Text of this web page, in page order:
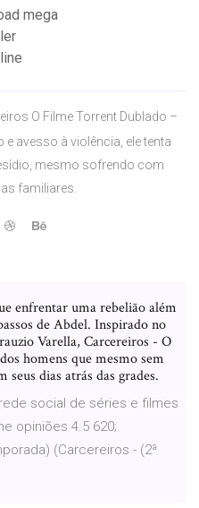
mega
O Filme Torrent Dublado –
avesso à violência, ele tenta
mesmo sofrendo com
familiares.
enfrentar uma rebelião além
de Abdel. Inspirado no
Varella, Carcereiros - O
homens que mesmo sem
seus dias atrás das grades.
social de séries e filmes
opiniões 4.5 620;
(Carcereiros - (2ª